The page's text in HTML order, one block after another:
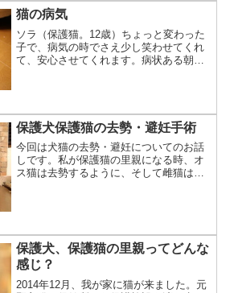
入れを検討している人はどちらが良いで
しょうか。実は私も受け...
猫の病気
ソラ（保護猫。12歳）ちょっと変わった
子で、病気の時でさえ少し笑わせてくれ
て、安心させてくれます。病状ある朝、
ろし、まさに今からオシ...
保護犬保護猫の去勢・避妊手術
今回は犬猫の去勢・避妊についてのお話
しです。私が保護猫の里親になる時、オ
ス猫は去勢するように、そして雌猫は避
保護犬、保護猫の里親ってどんな
感じ？
2014年12月、我が家に猫が来ました。元